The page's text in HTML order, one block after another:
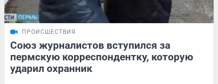
ПРОИСШЕСТВИЯ
Союз журналистов вступился за
пермскую корреспондентку, которую
ударил охранник